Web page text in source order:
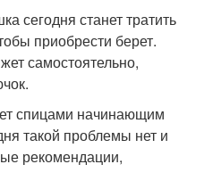
сегодня станет тратить
приобрести берет.
самостоятельно,
спицами начинающим
такой проблемы нет и
рекомендации,